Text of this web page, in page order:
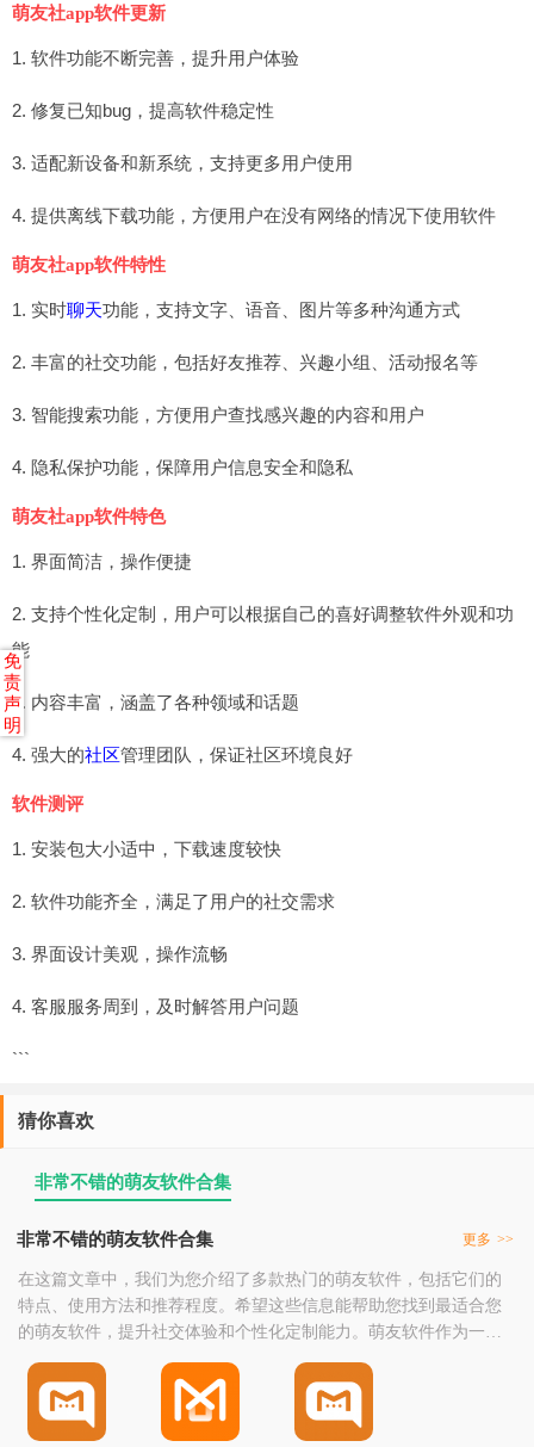
萌友社app软件更新
1. 软件功能不断完善，提升用户体验
2. 修复已知bug，提高软件稳定性
3. 适配新设备和新系统，支持更多用户使用
4. 提供离线下载功能，方便用户在没有网络的情况下使用软件
萌友社app软件特性
1. 实时聊天功能，支持文字、语音、图片等多种沟通方式
2. 丰富的社交功能，包括好友推荐、兴趣小组、活动报名等
3. 智能搜索功能，方便用户查找感兴趣的内容和用户
4. 隐私保护功能，保障用户信息安全和隐私
萌友社app软件特色
1. 界面简洁，操作便捷
2. 支持个性化定制，用户可以根据自己的喜好调整软件外观和功
能
3. 内容丰富，涵盖了各种领域和话题
4. 强大的社区管理团队，保证社区环境良好
软件测评
1. 安装包大小适中，下载速度较快
2. 软件功能齐全，满足了用户的社交需求
3. 界面设计美观，操作流畅
4. 客服服务周到，及时解答用户问题
```
猜你喜欢
非常不错的萌友软件合集
非常不错的萌友软件合集 更多 >>
在这篇文章中，我们为您介绍了多款热门的萌友软件，包括它们的
特点、使用方法和推荐程度。希望这些信息能帮助您找到最适合您
的萌友软件，提升社交体验和个性化定制能力。萌友软件作为一类
用于提升社交体验和个性化定制能力的工具，以其丰富的功能和便
捷的使用方式而受到广大用户的喜爱。从经典的Kawaii Keyboard到
新兴的Yuzu Emulator，这些软件都在不断地满足着用户的需求。当
然，市场上的萌友软件
免
责
声
明